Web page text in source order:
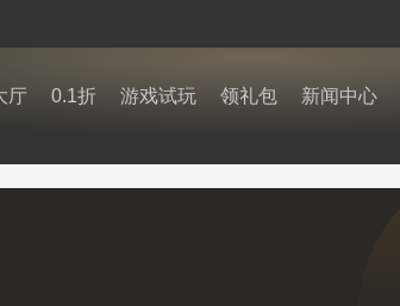
厅 0.1折 游戏试玩 领礼包 新闻中心